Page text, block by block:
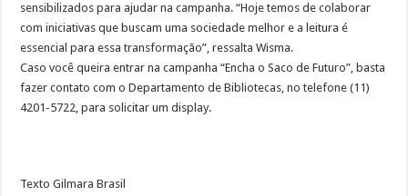
sensibilizados para ajudar na campanha. “Hoje temos de colaborar
com iniciativas que buscam uma sociedade melhor e a leitura é
essencial para essa transformação”, ressalta Wisma.
Caso você queira entrar na campanha “Encha o Saco de Futuro”, basta
fazer contato com o Departamento de Bibliotecas, no telefone (11)
4201-5722, para solicitar um display.
Texto Gilmara Brasil